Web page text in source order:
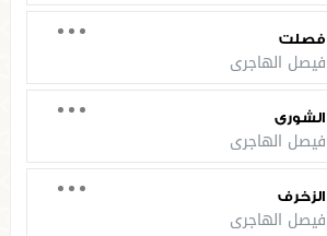
فصلت
فيصل الهاجري
الشورى
فيصل الهاجري
الزخرف
فيصل الهاجري